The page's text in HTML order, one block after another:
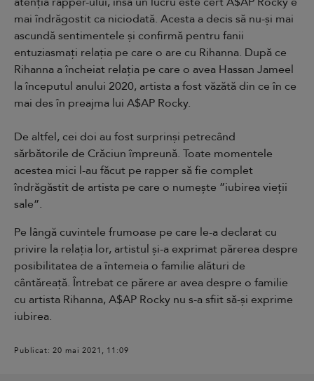
mai îndrăgostit ca niciodată. Acesta a decis să nu-și mai
ascundă sentimentele și confirmă pentru fanii
entuziasmați relația pe care o are cu Rihanna. După ce
Rihanna a încheiat relația pe care o avea Hassan Jameel
la începutul anului 2020, artista a fost văzătă din ce în ce
mai des în preajma lui A$AP Rocky.
De altfel, cei doi au fost surprinși petrecând
sărbătorile de Crăciun împreună. Toate momentele
acestea mici l-au făcut pe rapper să fie complet
îndrăgăstit de artista pe care o numește ”iubirea vieții
sale”.
Pe lângă cuvintele frumoase pe care le-a declarat cu
privire la relația lor, artistul și-a exprimat părerea despre
posibilitatea de a întemeia o familie alături de
cântăreață. Întrebat ce părere ar avea despre o familie
cu artista Rihanna, A$AP Rocky nu s-a sfiit să-și exprime
iubirea.
Publicat: 20 mai 2021, 11:09